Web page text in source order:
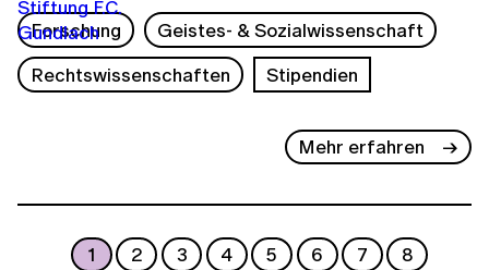
Forschung
Geistes- & Sozialwissenschaft
Rechtswissenschaften
Stipendien
Mehr erfahren
1 2 3 4 5 6 7
8